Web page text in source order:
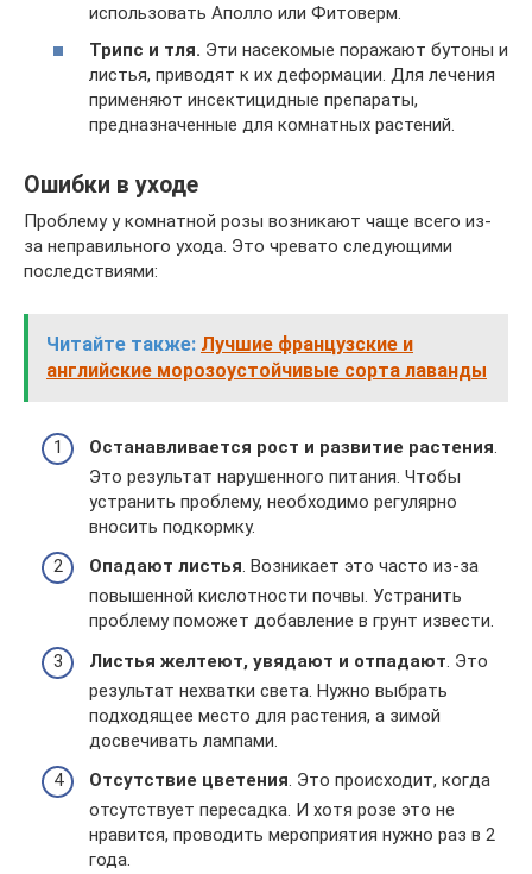
использовать Аполло или Фитоверм.
Трипс и тля. Эти насекомые поражают бутоны и
листья, приводят к их деформации. Для лечения
применяют инсектицидные препараты,
предназначенные для комнатных растений.
Ошибки в уходе
Проблему у комнатной розы возникают чаще всего из-
за неправильного ухода. Это чревато следующими
последствиями:
Читайте также: Лучшие французские и
английские морозоустойчивые сорта лаванды
Останавливается рост и развитие растения
Это результат нарушенного питания. Чтобы
устранить проблему, необходимо регулярно
вносить подкормку.
Опадают листья. Возникает это часто из-за
повышенной кислотности почвы. Устранить
проблему поможет добавление в грунт извести.
Листья желтеют, увядают и отпадают . Это
результат нехватки света. Нужно выбрать
подходящее место для растения, а зимой
досвечивать лампами.
Отсутствие цветения. Это происходит, когда
отсутствует пересадка. И хотя розе это не
нравится, проводить мероприятия нужно раз в 2
года.